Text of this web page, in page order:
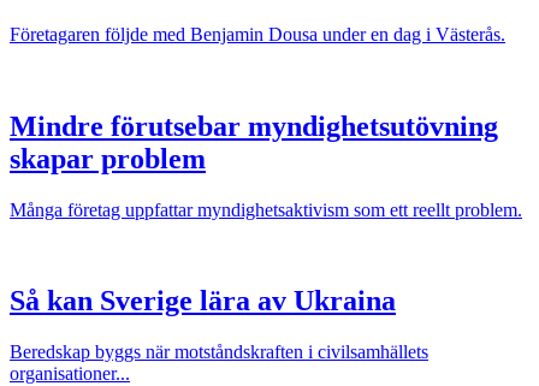
Företagaren följde med Benjamin Dousa under en dag i Västerås.
Mindre förutsebar myndighetsutövning
skapar problem
Många företag uppfattar myndighetsaktivism som ett reellt problem.
Så kan Sverige lära av Ukraina
Beredskap byggs när motståndskraften i civilsamhällets
organisationer...